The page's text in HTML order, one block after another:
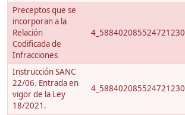
Preceptos que se
incorporan a la
Relación
Codificada de
Infracciones
Instrucción SANC
22/06. Entrada en
vigor de la Ley
18/2021.